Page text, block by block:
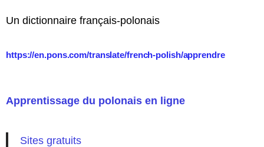
Un dictionnaire français-polonais
https://en.pons.com/translate/french-polish/apprendre
Apprentissage du polonais en ligne
Sites gratuits